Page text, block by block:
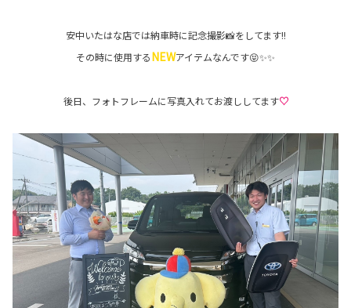
安中いたはな店では納車時に記念撮影📸をしてます!!
その時に使用するNEWアイテムなんです😝✨✨
後日、フォトフレームに写真入れてお渡ししてます♡